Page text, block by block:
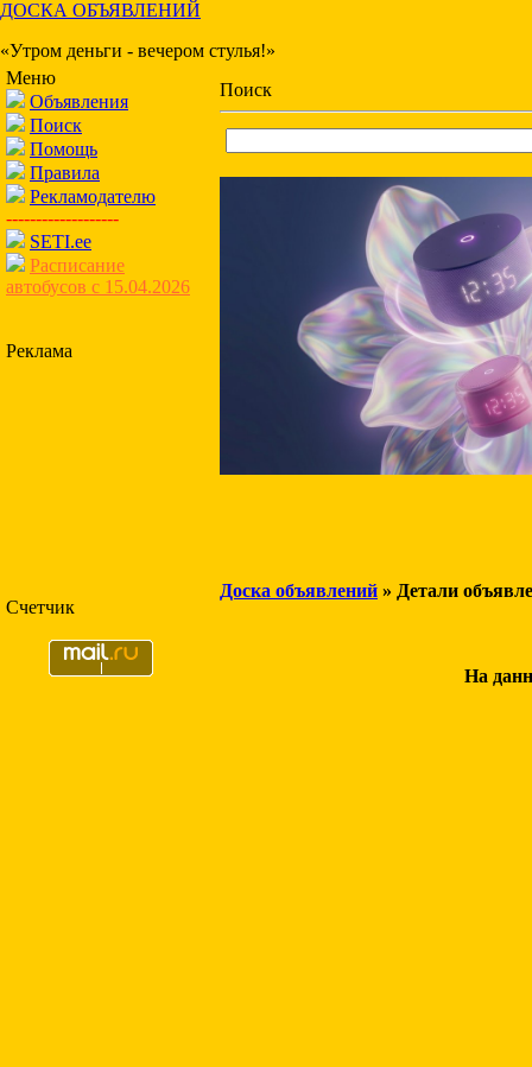
ДОСКА ОБЪЯВЛЕНИЙ
«Утром деньги - вечером стулья!»
Меню
Объявления
Поиск
Помощь
Правила
Рекламодателю
-------------------
SETI.ee
Расписание
автобусов с 15.04.2026
Реклама
Счетчик
Поиск
Доска объявлений » Детали
На